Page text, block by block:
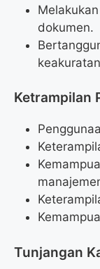
dokumen.
Ketrampilan
Tunjangan